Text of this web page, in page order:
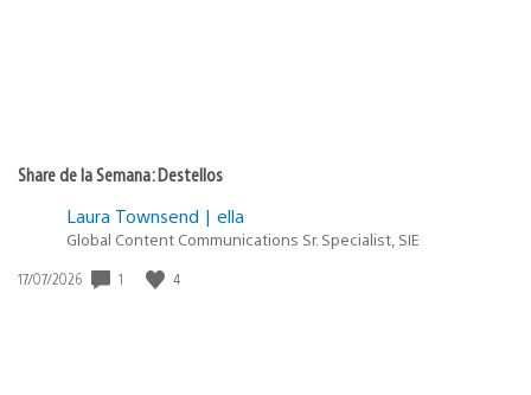
Share de la Semana: Destellos
Laura Townsend | ella
Global Content Communications Sr. Specialist, SIE
Fecha
17/07/2026 1 4